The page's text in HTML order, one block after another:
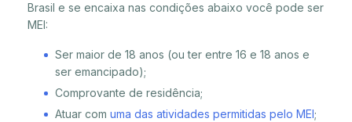
Brasil e se encaixa nas condições abaixo você pode ser
MEI:
Ser maior de 18 anos (ou ter entre 16 e 18 anos e
ser emancipado);
Comprovante de residência;
Atuar com uma das atividades permitidas pelo MEI;